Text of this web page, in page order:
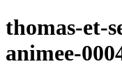
thomas-et-
animee-